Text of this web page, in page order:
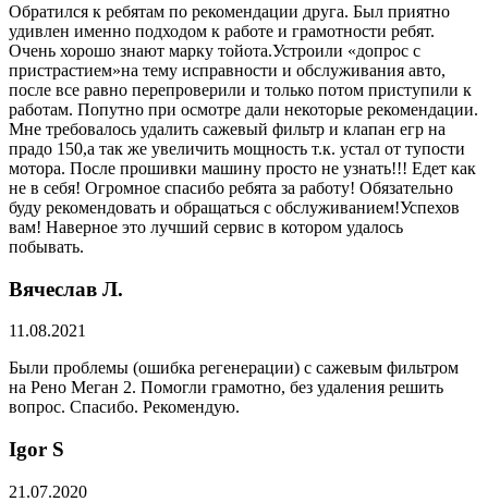
Обратился к ребятам по рекомендации друга. Был приятно
удивлен именно подходом к работе и грамотности ребят.
Очень хорошо знают марку тойота.Устроили «допрос с
пристрастием»на тему исправности и обслуживания авто,
после все равно перепроверили и только потом приступили к
работам. Попутно при осмотре дали некоторые рекомендации.
Мне требовалось удалить сажевый фильтр и клапан егр на
прадо 150,а так же увеличить мощность т.к. устал от тупости
мотора. После прошивки машину просто не узнать!!! Едет как
не в себя! Огромное спасибо ребята за работу! Обязательно
буду рекомендовать и обращаться с обслуживанием!Успехов
вам! Наверное это лучший сервис в котором удалось
побывать.
Вячеслав Л.
11.08.2021
Были проблемы (ошибка регенерации) с сажевым фильтром
на Рено Меган 2. Помогли грамотно, без удаления решить
вопрос. Спасибо. Рекомендую.
​Igor S
21.07.2020